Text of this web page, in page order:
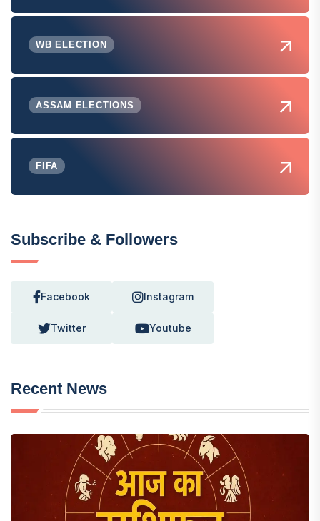
WB ELECTION
ASSAM ELECTIONS
FIFA
Subscribe & Followers
Facebook Instagram
Twitter Youtube
Recent News